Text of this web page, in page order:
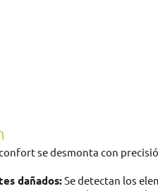
se desmonta con
dañados:Se detectan los